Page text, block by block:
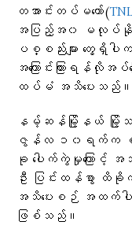
တအာင်းတပ်မတော်(
အပြည့်အ၀ မလုပ်နို
ပစ္စည်းများ တွေ့ရှိ
အကြောင်းကြားရန်လိုအ
ထပ်မံ အသိပေးသည်။
နမ့်ဆန်မြို့နယ် မြို့သ
ဇွန်လ ၁၀ရက်က စ
ခု ပေါက်ကွဲမှုကြေ
ဦး ပြင်းထန်စွာ
အသိပေးစဉ် အထက်ပ
ဖြစ်သည်။